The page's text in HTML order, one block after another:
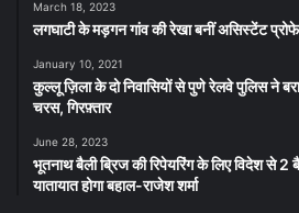
March 18, 2023
लगघाटी के मड़गन गांव की रेखा बनीं असिस्टेंट
January 10, 2021
कुल्लू ज़िला के दो निवासियों से पुणे रेलवे पुलिस ने
चरस, गिरफ़्तार
June 28, 2023
भूतनाथ बैली ब्रिज की रिपेयरिंग के लिए विदेश से
यातायात होगा बहाल-राजेश शर्मा